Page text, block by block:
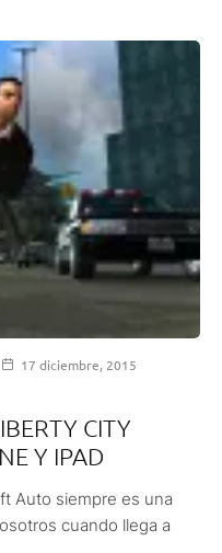
17 diciembre, 2015
CITY
Y IPAD
Auto siempre es una
cuando llega a